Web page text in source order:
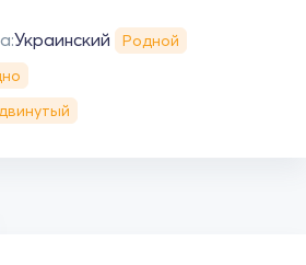
Украинский Родной